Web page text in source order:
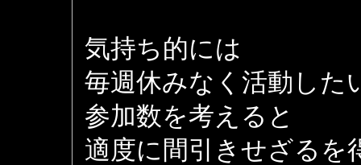
気持ち的には
毎週休みなく活動した
参加数を考えると
適度に間引きせざるを